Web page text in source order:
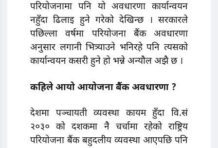
परियोजनामा पनि यो अवधारणा कार्यान्वयन
नहुँदा ढिलाइ हुने गरेको देखिन्छ । सरकारले
पछिल्ला वर्षमा परियोजना बैंक अवधारणा
अनुसार लगानी भित्र्याउने भनिरहे पनि त्यसकाे
कार्यान्वयन कसरी हुने हो भन्ने अन्यौल अझै छ ।
कहिले आयो आयोजना बैंक अवधारणा ?
देशमा पञ्चायती व्यवस्था कायम हुँदा वि.सं
२०३० को दशकमा नै चर्चामा रहेकाे राष्ट्रिय
परियोजना बैंक बहुदलीय व्यवस्था आएपछि पनि